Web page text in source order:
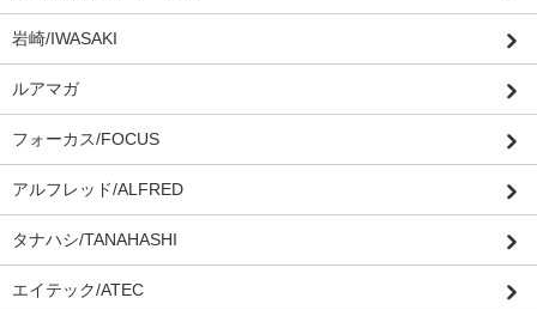
岩崎/IWASAKI
ルアマガ
フォーカス/FOCUS
アルフレッド/ALFRED
タナハシ/TANAHASHI
エイテック/ATEC